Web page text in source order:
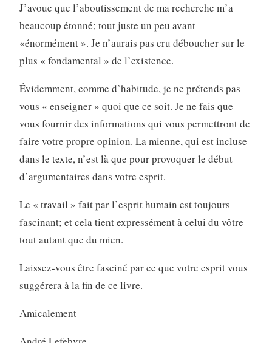
J’avoue que l’aboutissement de ma recherche m’a
beaucoup étonné; tout juste un peu avant
«énormément ». Je n’aurais pas cru déboucher sur le
plus « fondamental » de l’existence.
Évidemment, comme d’habitude, je ne prétends pas
vous « enseigner » quoi que ce soit. Je ne fais que
vous fournir des informations qui vous permettront de
faire votre propre opinion. La mienne, qui est incluse
dans le texte, n’est là que pour provoquer le début
d’argumentaires dans votre esprit.
Le « travail » fait par l’esprit humain est toujours
fascinant; et cela tient expressément à celui du vôtre
tout autant que du mien.
Laissez-vous être fasciné par ce que votre esprit vous
suggérera à la fin de ce livre.
Amicalement